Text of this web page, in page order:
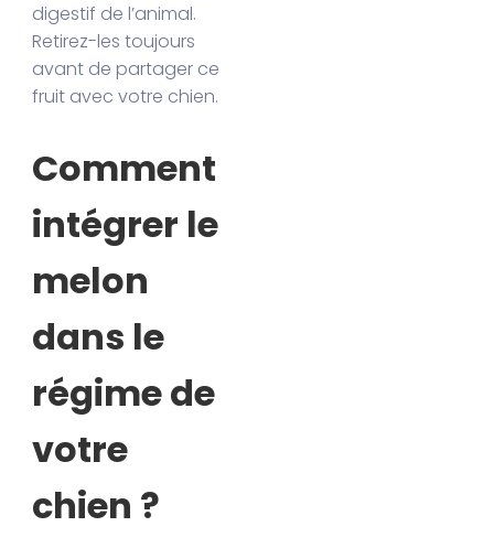
digestif de l’animal.
Retirez-les toujours
avant de partager ce
fruit avec votre chien.
Comment
intégrer le
melon
dans le
régime de
votre
chien ?